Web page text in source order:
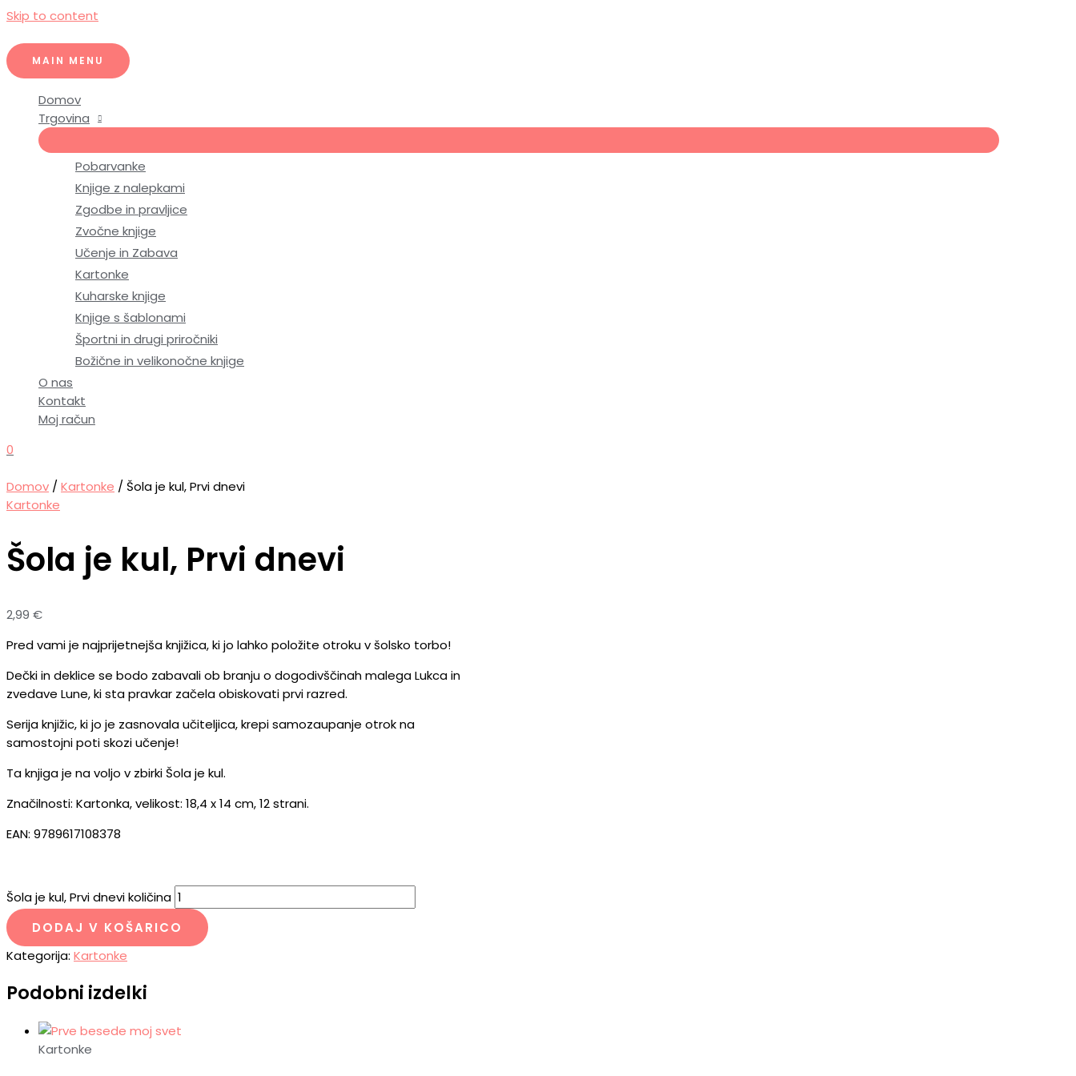
Skip to content
MAIN MENU
Domov
Trgovina
Pobarvanke
Knjige z nalepkami
Zgodbe in pravljice
Zvočne knjige
Učenje in Zabava
Kartonke
Kuharske knjige
Knjige s šablonami
Športni in drugi priročniki
Božične in velikonočne knjige
O nas
Kontakt
Moj račun
0
Domov / Kartonke / Šola je kul, Prvi dnevi
Kartonke
Šola je kul, Prvi dnevi
2,99 €
Pred vami je najprijetnejša knjižica, ki jo lahko položite otroku v šolsko torbo!
Dečki in deklice se bodo zabavali ob branju o dogodivščinah malega Lukca in
zvedave Lune, ki sta pravkar začela obiskovati prvi razred.
Serija knjižic, ki jo je zasnovala učiteljica, krepi samozaupanje otrok na
samostojni poti skozi učenje!
Ta knjiga je na voljo v zbirki Šola je kul.
Značilnosti: Kartonka, velikost: 18,4 x 14 cm, 12 strani.
EAN: 9789617108378
Šola je kul, Prvi dnevi količina
DODAJ V KOŠARICO
Kategorija: Kartonke
Podobni izdelki
Kartonke